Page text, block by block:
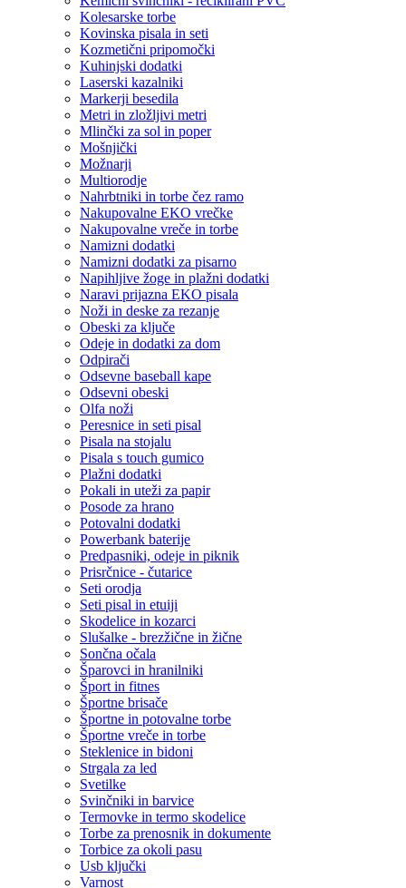
Kolesarske torbe
Kovinska pisala in seti
Kozmetični pripomočki
Kuhinjski dodatki
Laserski kazalniki
Markerji besedila
Metri in zložljivi metri
Mlinčki za sol in poper
Mošnjički
Možnarji
Multiorodje
Nahrbtniki in torbe čez ramo
Nakupovalne EKO vrečke
Nakupovalne vreče in torbe
Namizni dodatki
Namizni dodatki za pisarno
Napihljive žoge in plažni dodatki
Naravi prijazna EKO pisala
Noži in deske za rezanje
Obeski za ključe
Odeje in dodatki za dom
Odpirači
Odsevne baseball kape
Odsevni obeski
Olfa noži
Peresnice in seti pisal
Pisala na stojalu
Pisala s touch gumico
Plažni dodatki
Pokali in uteži za papir
Posode za hrano
Potovalni dodatki
Powerbank baterije
Predpasniki, odeje in piknik
Prisrčnice - čutarice
Seti orodja
Seti pisal in etuiji
Skodelice in kozarci
Slušalke - brezžične in žične
Sončna očala
Šparovci in hranilniki
Šport in fitnes
Športne brisače
Športne in potovalne torbe
Športne vreče in torbe
Steklenice in bidoni
Strgala za led
Svetilke
Svinčniki in barvice
Termovke in termo skodelice
Torbe za prenosnik in dokumente
Torbice za okoli pasu
Usb ključki
Varnost